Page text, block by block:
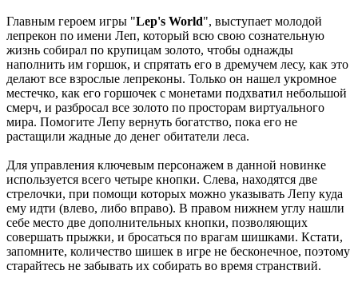
Главным героем игры "Lep's World", выступает молодой
лепрекон по имени Леп, который всю свою сознательную
жизнь собирал по крупицам золото, чтобы однажды
наполнить им горшок, и спрятать его в дремучем лесу, как это
делают все взрослые лепреконы. Только он нашел укромное
местечко, как его горшочек с монетами подхватил небольшой
смерч, и разбросал все золото по просторам виртуального
мира. Помогите Лепу вернуть богатство, пока его не
растащили жадные до денег обитатели леса.
Для управления ключевым персонажем в данной новинке
используется всего четыре кнопки. Слева, находятся две
стрелочки, при помощи которых можно указывать Лепу куда
ему идти (влево, либо вправо). В правом нижнем углу нашли
себе место две дополнительных кнопки, позволяющих
совершать прыжки, и бросаться по врагам шишками. Кстати,
запомните, количество шишек в игре не бесконечное, поэтому
старайтесь не забывать их собирать во время странствий.